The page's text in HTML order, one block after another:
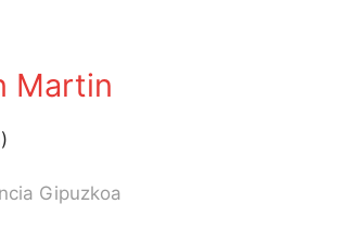
Martin
Gipuzkoa